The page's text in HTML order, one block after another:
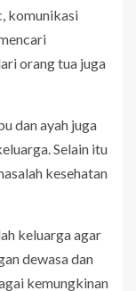
komunikasi
orang tua juga
dan ayah juga
Selain itu
kesehatan
keluarga agar
dewasa dan
kemungkinan